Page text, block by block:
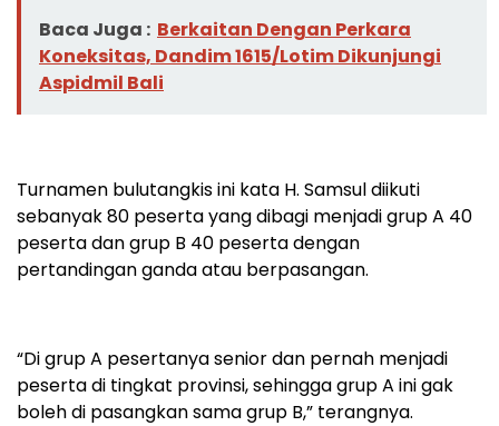
Baca Juga : Berkaitan Dengan Perkara
Koneksitas, Dandim 1615/Lotim Dikunjungi
Aspidmil Bali
Turnamen bulutangkis ini kata H. Samsul diikuti
sebanyak 80 peserta yang dibagi menjadi grup A 40
peserta dan grup B 40 peserta dengan
pertandingan ganda atau berpasangan.
“Di grup A pesertanya senior dan pernah menjadi
peserta di tingkat provinsi, sehingga grup A ini gak
boleh di pasangkan sama grup B,” terangnya.